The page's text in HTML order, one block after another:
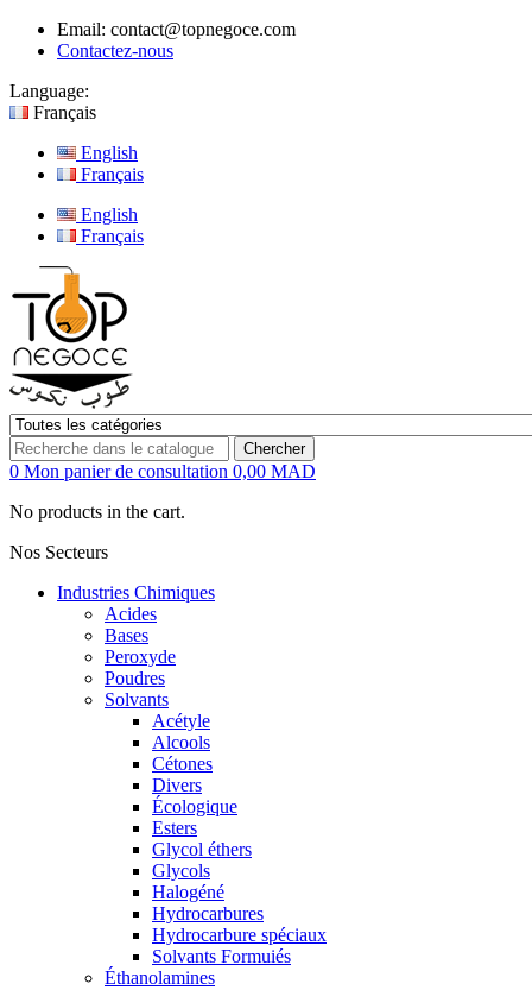
Email: contact@topnegoce.com
Contactez-nous
Language:
Français
English
Français
English
Français
Chercher
0 Mon panier de consultation 0,00 MAD
No products in the cart.
Nos Secteurs
Industries Chimiques
Acides
Bases
Peroxyde
Poudres
Solvants
Acétyle
Alcools
Cétones
Divers
Écologique
Esters
Glycol éthers
Glycols
Halogéné
Hydrocarbures
Hydrocarbure spéciaux
Solvants Formuiés
Éthanolamines